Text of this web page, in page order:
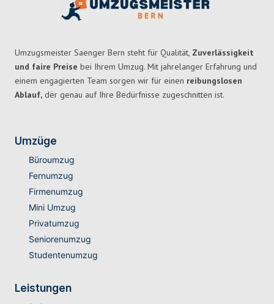
Umzugsmeister Saenger Bern steht für Qualität, Zuverlässigkeit
und faire Preise bei Ihrem Umzug. Mit jahrelanger Erfahrung und
einem engagierten Team sorgen wir für einen reibungslosen
Ablauf, der genau auf Ihre Bedürfnisse zugeschnitten ist.
Umzüge
Büroumzug
Fernumzug
Firmenumzug
Mini Umzug
Privatumzug
Seniorenumzug
Studentenumzug
Leistungen